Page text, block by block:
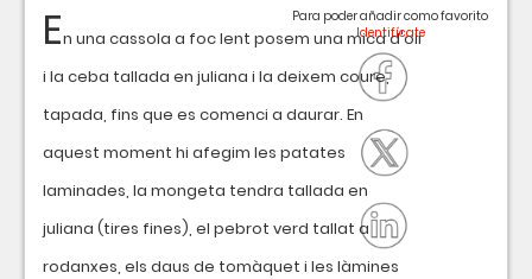
En una cassola a foc lent posem una mica d'oli
i la ceba tallada en juliana i la deixem coure,
tapada, fins que es comenci a daurar. En
aquest moment hi afegim les patates
laminades, la mongeta tendra tallada en
juliana (tires fines), el pebrot verd tallat a
rodanxes, els daus de tomàquet i les làmines
Para poder añadir como favorito